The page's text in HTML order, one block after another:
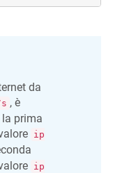
da
, è
prima
ip
ip